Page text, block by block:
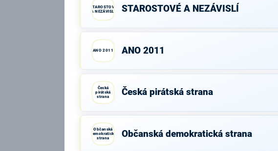
STAROSTOVÉ
A NEZÁVISLÍ
STAROSTOVÉ A NEZÁVISLÍ
ANO 2011 ANO 2011
Česká
pirátská
strana
Česká pirátská strana
Občanská
demokratická
strana
Občanská demokratická strana